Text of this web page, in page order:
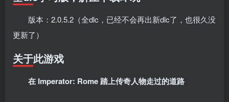
版本：2.0.5.2（全dlc，已经不会再出新dlc了，也很久没
更新了）
关于此游戏
在 Imperator: Rome 踏上传奇人物走过的道路